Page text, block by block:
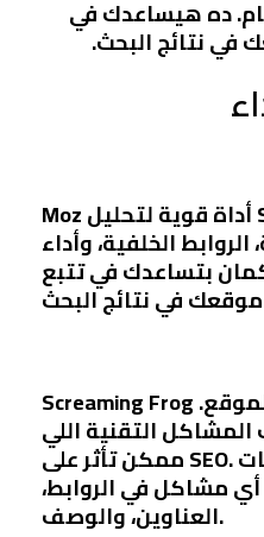
ده هيساعدك في
في نتائج البحث.
Moz أداة قوية لتحليل SEO. بتوفر لك معلومات
الخلفية، وأداء
بتساعدك في تتبع
Screaming Frog أداة مفيدة لتحليل الموقع.
التقنية اللي
ممكن تأثر على SEO. الأداة دي بتسحب بيانات
مشاكل في الروابط،
العناوين، والوصف.